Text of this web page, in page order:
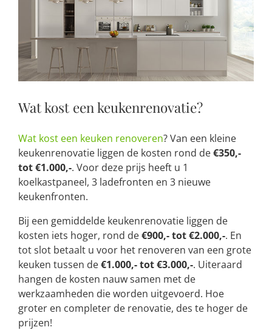
Wat kost een keukenrenovatie?
Wat kost een keuken renoveren? Van een kleine
keukenrenovatie liggen de kosten rond de€350,-
tot €1.000,-. Voor deze prijs heeft u 1
koelkastpaneel, 3 ladefronten en 3 nieuwe
keukenfronten.
Bij een gemiddelde keukenrenovatie liggen de
kosten iets hoger, rond de€900,- tot €2.000,-. En
tot slot betaalt u voor het renoveren van een grote
keuken tussen de€1.000,- tot €3.000,-. Uiteraard
hangen de kosten nauw samen met de
werkzaamheden die worden uitgevoerd. Hoe
groter en completer de renovatie, des te hoger de
prijzen!